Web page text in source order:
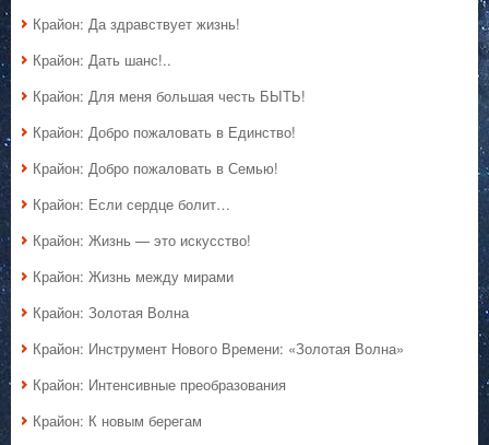
Крайон: Да здравствует жизнь!
Крайон: Дать шанс!..
Крайон: Для меня большая честь БЫТЬ!
Крайон: Добро пожаловать в Единство!
Крайон: Добро пожаловать в Семью!
Крайон: Если сердце болит…
Крайон: Жизнь — это искусство!
Крайон: Жизнь между мирами
Крайон: Золотая Волна
Крайон: Инструмент Нового Времени: «Золотая Волна»
Крайон: Интенсивные преобразования
Крайон: К новым берегам